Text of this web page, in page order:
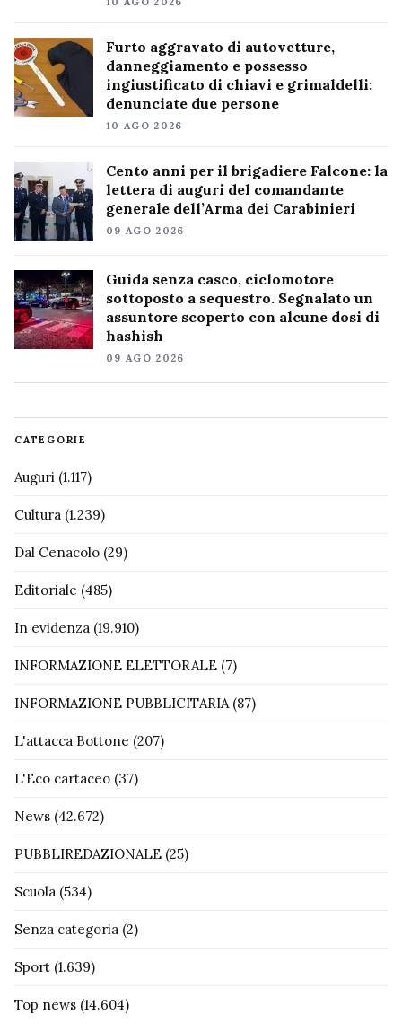
Furto aggravato di autovetture,
danneggiamento e possesso
ingiustificato di chiavi e grimaldelli:
denunciate due persone
10 AGO 2026
Cento anni per il brigadiere Falcone: la
lettera di auguri del comandante
generale dell’Arma dei Carabinieri
09 AGO 2026
Guida senza casco, ciclomotore
sottoposto a sequestro. Segnalato un
assuntore scoperto con alcune dosi di
hashish
09 AGO 2026
CATEGORIE
Auguri (1.117)
Cultura (1.239)
Dal Cenacolo (29)
Editoriale (485)
In evidenza (19.910)
INFORMAZIONE ELETTORALE (7)
INFORMAZIONE PUBBLICITARIA(87)
L'attacca Bottone (207)
L'Eco cartaceo (37)
News (42.672)
PUBBLIREDAZIONALE (25)
Scuola (534)
Senza categoria (2)
Sport (1.639)
Top news (14.604)